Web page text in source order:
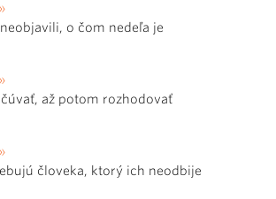
o čom nedeľa je
až potom rozhodovať
človeka, ktorý ich neodbije